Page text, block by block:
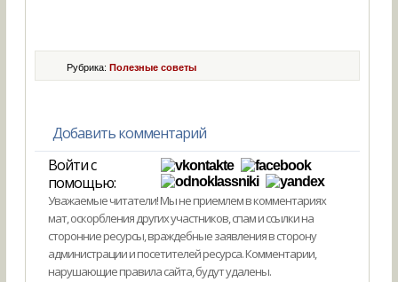
Рубрика: Полезные советы
Добавить комментарий
Войти с
помощью:
Уважаемые читатели! Мы не приемлем в комментариях
мат, оскорбления других участников, спам и ссылки на
сторонние ресурсы, враждебные заявления в сторону
администрации и посетителей ресурса. Комментарии,
нарушающие правила сайта, будут удалены.